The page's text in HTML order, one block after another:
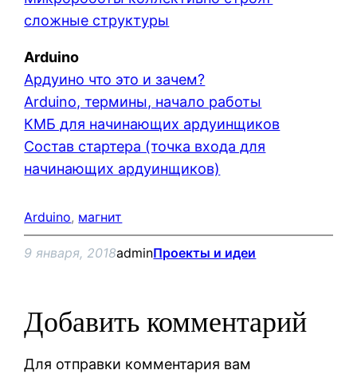
сложные структуры
Arduino
Ардуино что это и зачем?
Arduino, термины, начало работы
КМБ для начинающих ардуинщиков
Состав стартера (точка входа для
начинающих ардуинщиков)
Arduino, магнит
9 января, 2018adminПроекты и идеи
Добавить комментарий
Для отправки комментария вам